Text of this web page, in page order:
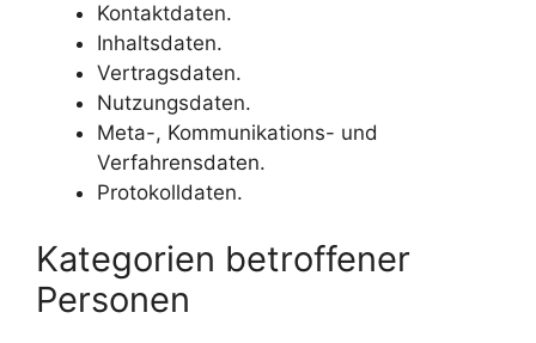
Kontaktdaten.
Inhaltsdaten.
Vertragsdaten.
Nutzungsdaten.
Meta-, Kommunikations- und
Verfahrensdaten.
Protokolldaten.
Kategorien betroffener
Personen